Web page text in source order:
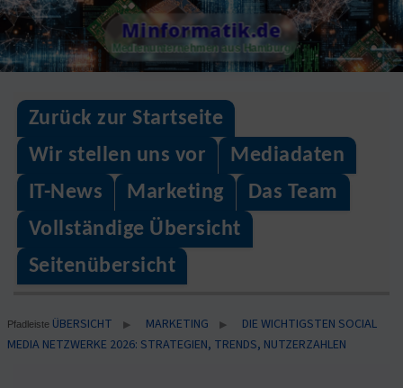
Skip
to
content
Minformatik.de
Medienunternehmen aus Hamburg
Zurück zur Startseite
Wir stellen uns vor
Mediadaten
IT-News
Marketing
Das Team
Vollständige Übersicht
Seitenübersicht
Pfadleiste ÜBERSICHT ▶ MARKETING ▶
DIE WICHTIGSTEN SOCIAL
MEDIA NETZWERKE 2026: STRATEGIEN, TRENDS, NUTZERZAHLEN